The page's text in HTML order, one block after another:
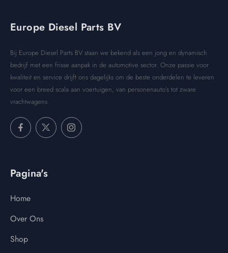
Europe Diesel Parts BV
Bij Europe Diesel Parts BV staan we bekend als een jong en dynamisch
bedrijf met een frisse aanpak in de automotive sector. Onze passie voor
kwaliteit en service drijft ons dagelijks om de beste onderdelen te leveren
voor een breed scala aan voertuigen, van personenauto’s tot zware
vrachtwagens.
Pagina's
Home
Over Ons
Shop